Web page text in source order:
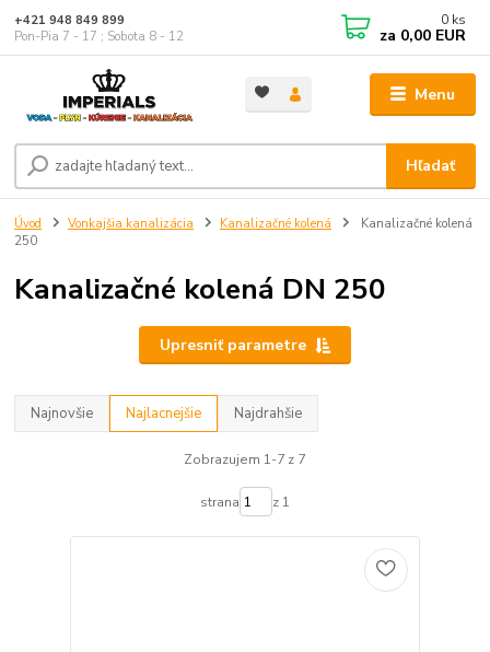
Menu
Hľadať
+421 948 849 899
Pon-Pia 7 - 17 ; Sobota 8 - 12
0 ks
za 0,00 EUR
Úvod Vonkajšia kanalizácia Kanalizačné kolená
Kanalizačné kolená
250
Kanalizačné kolená DN 250
Upresniť parametre
Najnovšie Najlacnejšie Najdrahšie
Zobrazujem 1-7 z 7
strana z 1